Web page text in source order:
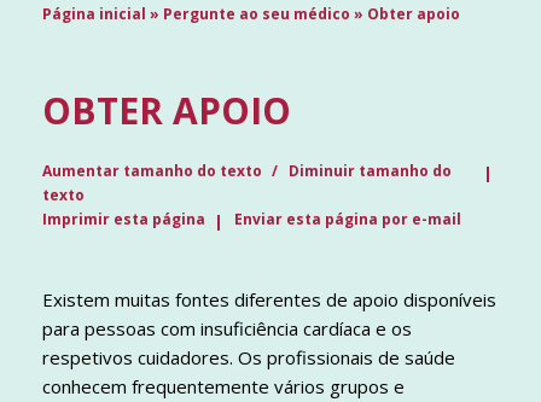
Página inicial » Pergunte ao seu médico » Obter apoio
OBTER APOIO
Aumentar tamanho do texto
Diminuir tamanho do
texto
Imprimir esta página
Enviar esta página por e-mail
Existem muitas fontes diferentes de apoio disponíveis
para pessoas com insuficiência cardíaca e os
respetivos cuidadores. Os profissionais de saúde
conhecem frequentemente vários grupos e